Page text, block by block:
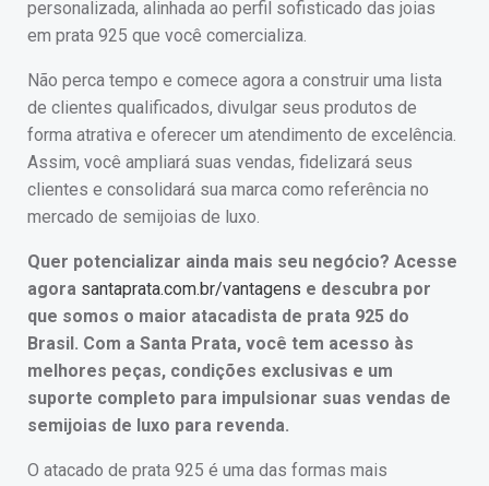
personalizada, alinhada ao perfil sofisticado das joias
em prata 925 que você comercializa.
Não perca tempo e comece agora a construir uma lista
de clientes qualificados, divulgar seus produtos de
forma atrativa e oferecer um atendimento de excelência.
Assim, você ampliará suas vendas, fidelizará seus
clientes e consolidará sua marca como referência no
mercado de semijoias de luxo.
Quer potencializar ainda mais seu negócio? Acesse
agora santaprata.com.br/vantagens e descubra por
que somos o maior atacadista de prata 925 do
Brasil. Com a Santa Prata, você tem acesso às
melhores peças, condições exclusivas e um
suporte completo para impulsionar suas vendas de
semijoias de luxo para revenda.
O atacado de prata 925 é uma das formas mais